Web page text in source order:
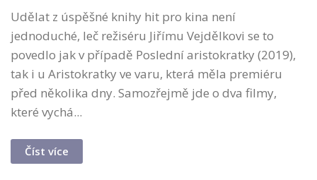
Udělat z úspěšné knihy hit pro kina není
jednoduché, leč režiséru Jiřímu Vejdělkovi se to
povedlo jak v případě Poslední aristokratky (2019),
tak i u Aristokratky ve varu, která měla premiéru
před několika dny. Samozřejmě jde o dva filmy,
které vychá...
Číst více